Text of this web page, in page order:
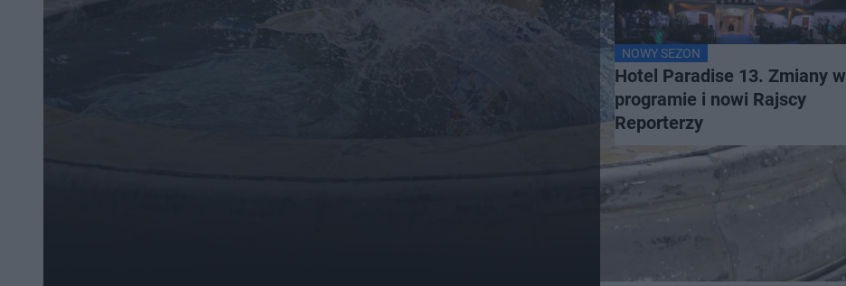
NOWY SEZON
Hotel Paradise 13. Zmiany w
programie i nowi Rajscy
Reporterzy